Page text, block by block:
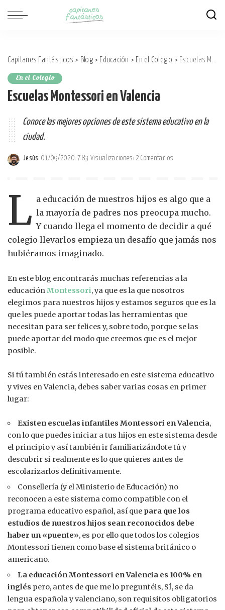
Capitanes Fantásticos > Blog> Educación > En el Colegio > Escuelas Montessori en Valencia
En el Colegio
Escuelas Montessori en Valencia
Conoce las mejores opciones de este sistema educativo en la
ciudad.
Jesús 01/09/2020 783 Visualizaciones 2 Comentarios
L a educación de nuestros hijos es algo que a
la mayoría de padres nos preocupa mucho.
Y cuando llega el momento de decidir a qué
colegio llevarlos empieza un desafío que jamás nos
hubiéramos imaginado.
En este blog encontrarás muchas referencias a la
educaciónMontessori, ya que es la que nosotros
elegimos para nuestros hijos y estamos seguros que es la
que les puede aportar todas las herramientas que
necesitan para ser felices y, sobre todo, porque se las
puede aportar del modo que creemos que es el mejor
posible.
Si tú también estás interesado en este sistema educativo
y vives en Valencia, debes saber varias cosas en primer
lugar:
Existen escuelas infantiles Montessori en Valencia,
con lo que puedes iniciar a tus hijos en este sistema desde
el principio y así también ir familiarizándote tú y
descubrir si realmente es lo que quieres antes de
escolarizarlos definitivamente.
Consellería (y el Ministerio de Educación) no
reconocen a este sistema como compatible con el
programa educativo español, así que para que los
estudios de nuestros hijos sean reconocidos debe
haber un «puente», es por ello que todos los colegios
Montessori tienen como base el sistema británico o
americano.
La educación Montessori en Valencia es 100% en
inglés pero, antes de que me lo preguntéis, SÍ, se da
lengua española y valenciano, son requisitos obligatorios